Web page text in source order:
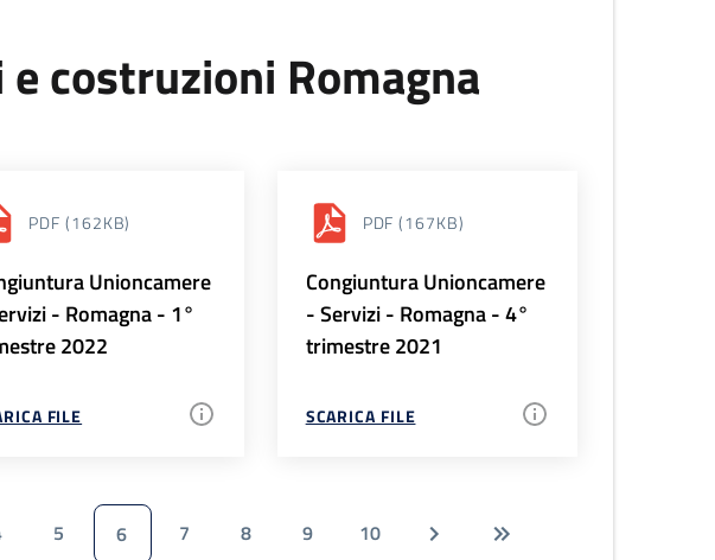
costruzioni Romagna
PDF (162KB)
Unioncamere
- Romagna - 1°
2022
FILE
PDF (167KB)
Congiuntura Unioncamere
- Servizi - Romagna - 4°
trimestre 2021
SCARICA FILE
5 6 7 8 9 10